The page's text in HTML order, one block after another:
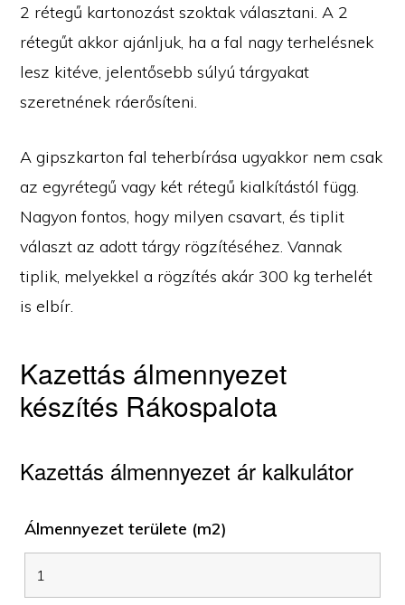
2 rétegű kartonozást szoktak választani. A 2
rétegűt akkor ajánljuk, ha a fal nagy terhelésnek
lesz kitéve, jelentősebb súlyú tárgyakat
szeretnének ráerősíteni.
A gipszkarton fal teherbírása ugyakkor nem csak
az egyrétegű vagy két rétegű kialkítástól függ.
Nagyon fontos, hogy milyen csavart, és tiplit
választ az adott tárgy rögzítéséhez. Vannak
tiplik, melyekkel a rögzítés akár 300 kg terhelét
is elbír.
Kazettás álmennyezet
készítés Rákospalota
Kazettás álmennyezet ár kalkulátor
Álmennyezet területe (m2)